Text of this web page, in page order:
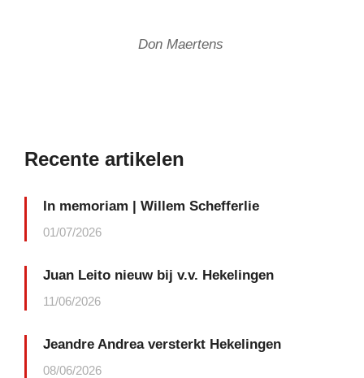
Don Maertens
Recente artikelen
In memoriam | Willem Schefferlie
01/07/2026
Juan Leito nieuw bij v.v. Hekelingen
11/06/2026
Jeandre Andrea versterkt Hekelingen
08/06/2026